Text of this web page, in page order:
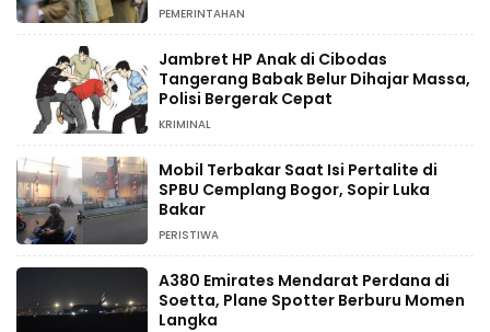
PEMERINTAHAN
Jambret HP Anak di Cibodas
Tangerang Babak Belur Dihajar Massa,
Polisi Bergerak Cepat
KRIMINAL
Mobil Terbakar Saat Isi Pertalite di
SPBU Cemplang Bogor, Sopir Luka
Bakar
PERISTIWA
A380 Emirates Mendarat Perdana di
Soetta, Plane Spotter Berburu Momen
Langka